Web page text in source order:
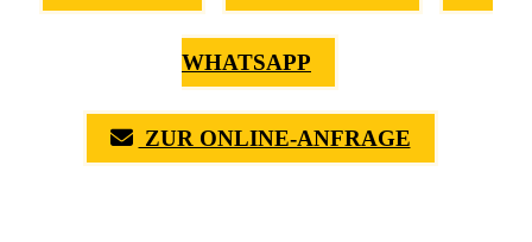
WHATSAPP
ZUR ONLINE-ANFRAGE